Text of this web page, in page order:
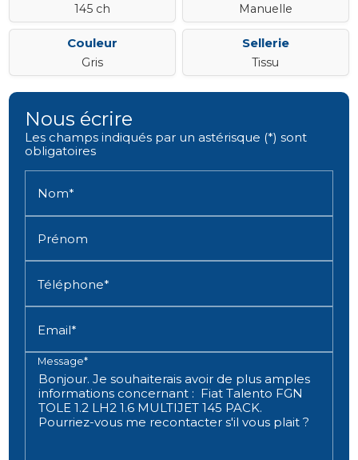
145 ch Manuelle
Couleur
Gris
Sellerie
Tissu
Nous écrire
Les champs indiqués par un astérisque (*) sont
obligatoires
Nom*
Prénom
Téléphone*
Email*
Message*